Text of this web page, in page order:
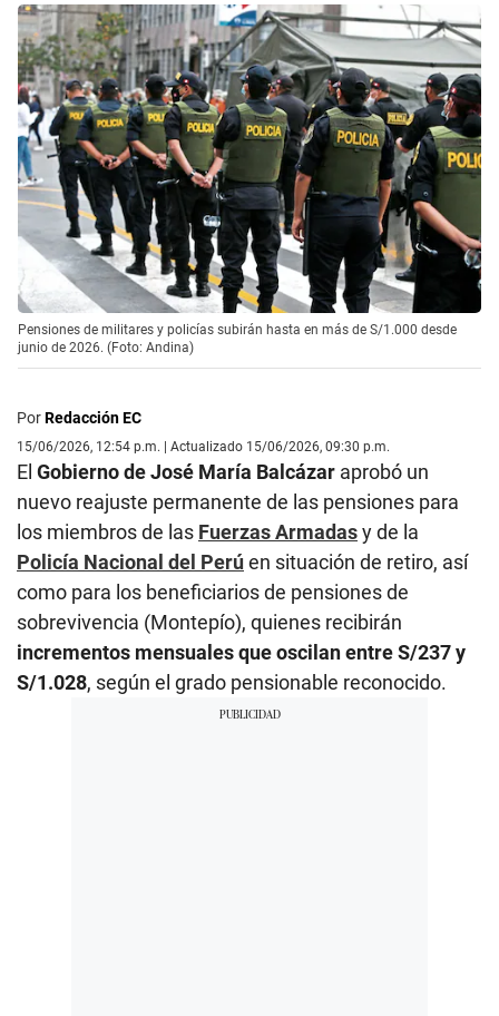
Pensiones de militares y policías subirán hasta en más de S/1.000 desde
junio de 2026. (Foto: Andina)
PorRedacción EC
15/06/2026, 12:54 p.m. | Actualizado 15/06/2026, 09:30 p.m.
El Gobierno de José María Balcázar aprobó un
nuevo reajuste permanente de las pensiones para
los miembros de las Fuerzas Armadasy de la
Policía Nacional del Perúen situación de retiro, así
como para los beneficiarios de pensiones de
sobrevivencia (Montepío), quienes recibirán
incrementos mensuales que oscilan entre S/237 y
S/1.028, según el grado pensionable reconocido.